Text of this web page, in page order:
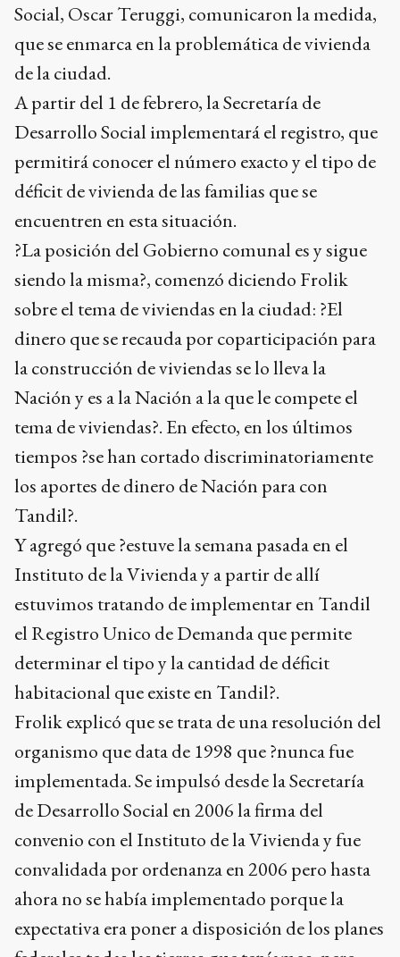
Social, Oscar Teruggi, comunicaron la medida,
que se enmarca en la problemática de vivienda
de la ciudad.
A partir del 1 de febrero, la Secretaría de
Desarrollo Social implementará el registro, que
permitirá conocer el número exacto y el tipo de
déficit de vivienda de las familias que se
encuentren en esta situación.
?La posición del Gobierno comunal es y sigue
siendo la misma?, comenzó diciendo Frolik
sobre el tema de viviendas en la ciudad: ?El
dinero que se recauda por coparticipación para
la construcción de viviendas se lo lleva la
Nación y es a la Nación a la que le compete el
tema de viviendas?. En efecto, en los últimos
tiempos ?se han cortado discriminatoriamente
los aportes de dinero de Nación para con
Tandil?.
Y agregó que ?estuve la semana pasada en el
Instituto de la Vivienda y a partir de allí
estuvimos tratando de implementar en Tandil
el Registro Unico de Demanda que permite
determinar el tipo y la cantidad de déficit
habitacional que existe en Tandil?.
Frolik explicó que se trata de una resolución del
organismo que data de 1998 que ?nunca fue
implementada. Se impulsó desde la Secretaría
de Desarrollo Social en 2006 la firma del
convenio con el Instituto de la Vivienda y fue
convalidada por ordenanza en 2006 pero hasta
ahora no se había implementado porque la
expectativa era poner a disposición de los planes